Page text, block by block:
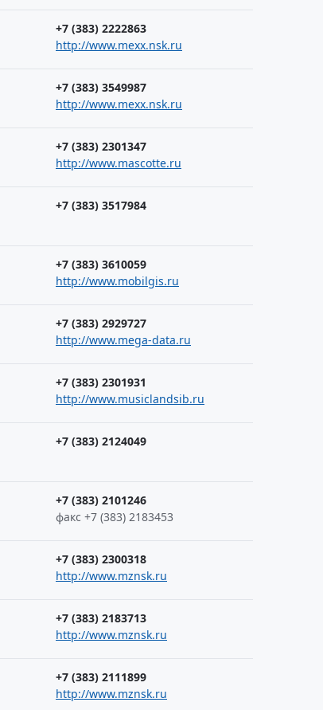
+7 (383) 2222863
http://www.mexx.nsk.ru
+7 (383) 3549987
http://www.mexx.nsk.ru
+7 (383) 2301347
http://www.mascotte.ru
+7 (383) 3517984
+7 (383) 3610059
http://www.mobilgis.ru
+7 (383) 2929727
http://www.mega-data.ru
+7 (383) 2301931
http://www.musiclandsib.ru
+7 (383) 2124049
+7 (383) 2101246
факс +7 (383) 2183453
+7 (383) 2300318
http://www.mznsk.ru
+7 (383) 2183713
http://www.mznsk.ru
+7 (383) 2111899
http://www.mznsk.ru